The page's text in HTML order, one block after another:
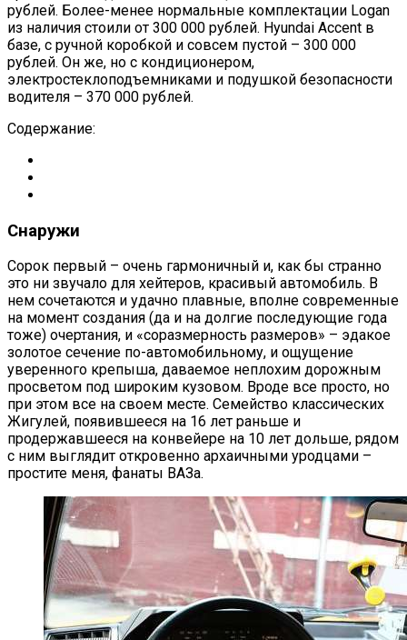
рублей. Более-менее нормальные комплектации Logan
из наличия стоили от 300 000 рублей. Hyundai Accent в
базе, с ручной коробкой и совсем пустой – 300 000
рублей. Он же, но с кондиционером,
электростеклоподъемниками и подушкой безопасности
водителя – 370 000 рублей.
Содержание:
Снаружи
Сорок первый – очень гармоничный и, как бы странно
это ни звучало для хейтеров, красивый автомобиль. В
нем сочетаются и удачно плавные, вполне современные
на момент создания (да и на долгие последующие года
тоже) очертания, и «соразмерность размеров» – эдакое
золотое сечение по-автомобильному, и ощущение
уверенного крепыша, даваемое неплохим дорожным
просветом под широким кузовом. Вроде все просто, но
при этом все на своем месте. Семейство классических
Жигулей, появившееся на 16 лет раньше и
продержавшееся на конвейере на 10 лет дольше, рядом
с ним выглядит откровенно архаичными уродцами –
простите меня, фанаты ВАЗа.